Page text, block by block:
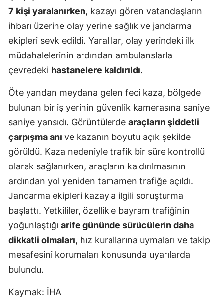
Gümüşhane
Hakkari
Mersin
İstanbul
İzmir
Kastamonu
Kayseri
Kırşehir
Kocaeli
7 kişi yaralanırken, kazayı gören vatandaşların
ihbarı üzerine olay yerine sağlık ve jandarma
ekipleri sevk edildi. Yaralılar, olay yerindeki ilk
müdahalelerinin ardından ambulanslarla
çevredeki hastanelere kaldırıldı.
Öte yandan meydana gelen feci kaza, bölgede
bulunan bir iş yerinin güvenlik kamerasına saniye
saniye yansıdı. Görüntülerde araçların şiddetli
çarpışma anı ve kazanın boyutu açık şekilde
görüldü. Kaza nedeniyle trafik bir süre kontrollü
olarak sağlanırken, araçların kaldırılmasının
ardından yol yeniden tamamen trafiğe açıldı.
Jandarma ekipleri kazayla ilgili soruşturma
başlattı. Yetkililer, özellikle bayram trafiğinin
yoğunlaştığı arife gününde sürücülerin daha
dikkatli olmaları, hız kurallarına uymaları ve takip
mesafesini korumaları konusunda uyarılarda
bulundu.
Kaymak: İHA